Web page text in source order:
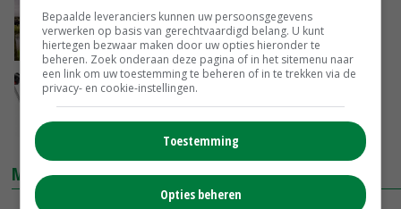
Natuur & Milieu pleit voor melktax
31-05-2016
Nieuwe melktaxi
07-02-2014
MARKTPRIJZEN
Bepaalde leveranciers kunnen uw persoonsgegevens
verwerken op basis van gerechtvaardigd belang. U kunt
hiertegen bezwaar maken door uw opties hieronder te
beheren. Zoek onderaan deze pagina of in het sitemenu naar
een link om uw toestemming te beheren of in te trekken via de
privacy- en cookie-instellingen.
Toestemming
Opties beheren